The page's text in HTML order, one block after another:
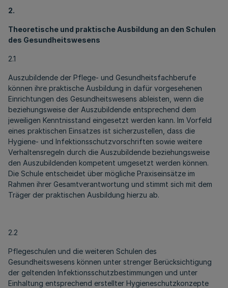
2.
Theoretische und praktische Ausbildung an den Schulen
des Gesundheitswesens
2.1
Auszubildende der Pflege- und Gesundheitsfachberufe
können ihre praktische Ausbildung in dafür vorgesehenen
Einrichtungen des Gesundheitswesens ableisten, wenn die
beziehungsweise der Auszubildende entsprechend dem
jeweiligen Kenntnisstand eingesetzt werden kann. Im Vorfeld
eines praktischen Einsatzes ist sicherzustellen, dass die
Hygiene- und Infektionsschutzvorschriften sowie weitere
Verhaltensregeln durch die Auszubildende beziehungsweise
den Auszubildenden kompetent umgesetzt werden können.
Die Schule entscheidet über mögliche Praxiseinsätze im
Rahmen ihrer Gesamtverantwortung und stimmt sich mit dem
Träger der praktischen Ausbildung hierzu ab.
2.2
Pflegeschulen und die weiteren Schulen des
Gesundheitswesens können unter strenger Berücksichtigung
der geltenden Infektionsschutzbestimmungen und unter
Einhaltung entsprechend erstellter Hygieneschutzkonzepte